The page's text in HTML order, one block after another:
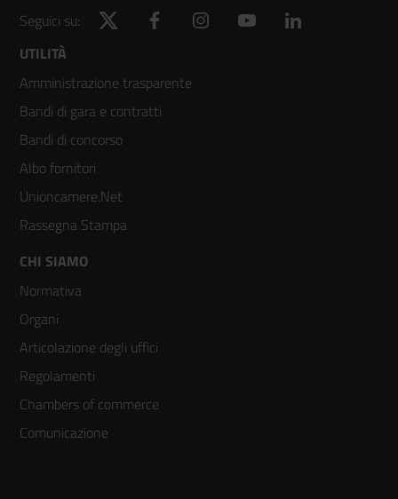
Seguici su:
Twitter Facebook Instagram YouTube
Footer
menù
colonna
2
UTILITÀ
Amministrazione trasparente
Bandi di gara e contratti
Bandi di concorso
Albo fornitori
Unioncamere.Net
Rassegna Stampa
Footer
menù
colonna
3
CHI SIAMO
Normativa
Organi
Articolazione degli uffici
Regolamenti
Chambers of commerce
Comunicazione